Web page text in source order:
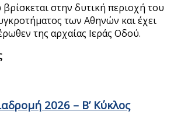
στην δυτική περιοχή του
των Αθηνών και έχει
της αρχαίας Ιεράς Οδού.
2026 – Β’ Κύκλος